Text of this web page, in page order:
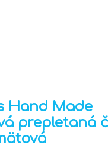
Hand Made
prepletaná